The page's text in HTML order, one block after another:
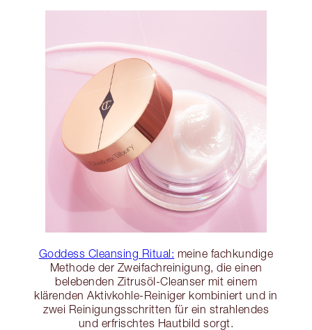
Goddess Cleansing Ritual: meine fachkundige
Methode der Zweifachreinigung, die einen
belebenden Zitrusöl-Cleanser mit einem
klärenden Aktivkohle-Reiniger kombiniert und in
zwei Reinigungsschritten für ein strahlendes
und erfrischtes Hautbild sorgt.